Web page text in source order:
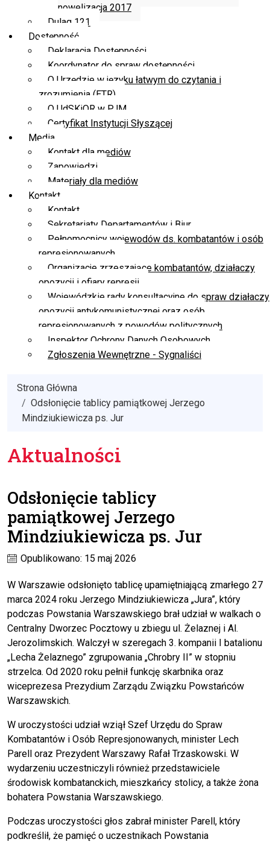
nowelizacja 2017
Dulag 121
Dostępność
Deklaracja Dostępności
Koordynator do spraw dostępności
O Urzędzie w języku łatwym do czytania i
zrozumienia (ETR)
O UdSKiOR w PJM
Certyfikat Instytucji Słyszącej
Media
Kontakt dla mediów
Zapowiedzi
Materiały dla mediów
Kontakt
Kontakt
Sekretariaty Departamentów i Biur
Pełnomocnicy wojewodów ds. kombatantów i osób
represjonowanych
Organizacje zrzeszające kombatantów, działaczy
opozycji i ofiary represji
Wojewódzkie rady konsultacyjne do spraw działaczy
opozycji antykomunistycznej oraz osób
represjonowanych z powodów politycznych
Inspektor Ochrony Danych Osobowych
Zgłoszenia Wewnętrzne - Sygnaliści
Strona Główna
Odsłonięcie tablicy pamiątkowej Jerzego
Mindziukiewicza ps. Jur
Aktualności
Odsłonięcie tablicy
pamiątkowej Jerzego
Mindziukiewicza ps. Jur
Opublikowano: 15 maj 2026
W Warszawie odsłonięto tablicę upamiętniającą zmarłego 27
marca 2024 roku Jerzego Mindziukiewicza „Jura”, który
podczas Powstania Warszawskiego brał udział w walkach o
Centralny Dworzec Pocztowy u zbiegu ul. Żelaznej i Al.
Jerozolimskich. Walczył w szeregach 3. kompanii I batalionu
„Lecha Żelaznego” zgrupowania „Chrobry II” w stopniu
strzelca. Od 2020 roku pełnił funkcję skarbnika oraz
wiceprezesa Prezydium Zarządu Związku Powstańców
Warszawskich.
W uroczystości udział wziął Szef Urzędu do Spraw
Kombatantów i Osób Represjonowanych, minister Lech
Parell oraz Prezydent Warszawy Rafał Trzaskowski. W
wydarzeniu uczestniczyli również przedstawiciele
środowisk kombatanckich, mieszkańcy stolicy, a także żona
bohatera Powstania Warszawskiego.
Podczas uroczystości głos zabrał minister Parell, który
podkreślił, że pamięć o uczestnikach Powstania